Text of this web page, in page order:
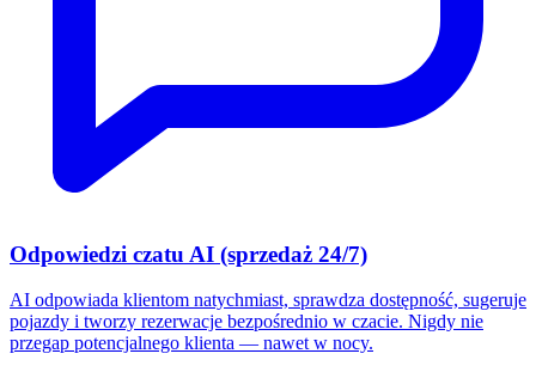
Odpowiedzi czatu AI (sprzedaż 24/7)
AI odpowiada klientom natychmiast, sprawdza dostępność, sugeruje
pojazdy i tworzy rezerwacje bezpośrednio w czacie. Nigdy nie
przegap potencjalnego klienta — nawet w nocy.